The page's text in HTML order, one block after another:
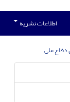
اطلاعات نشریه